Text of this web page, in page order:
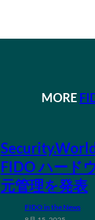
MORE
FIDO ハード
元管理を発表
FIDO in the News